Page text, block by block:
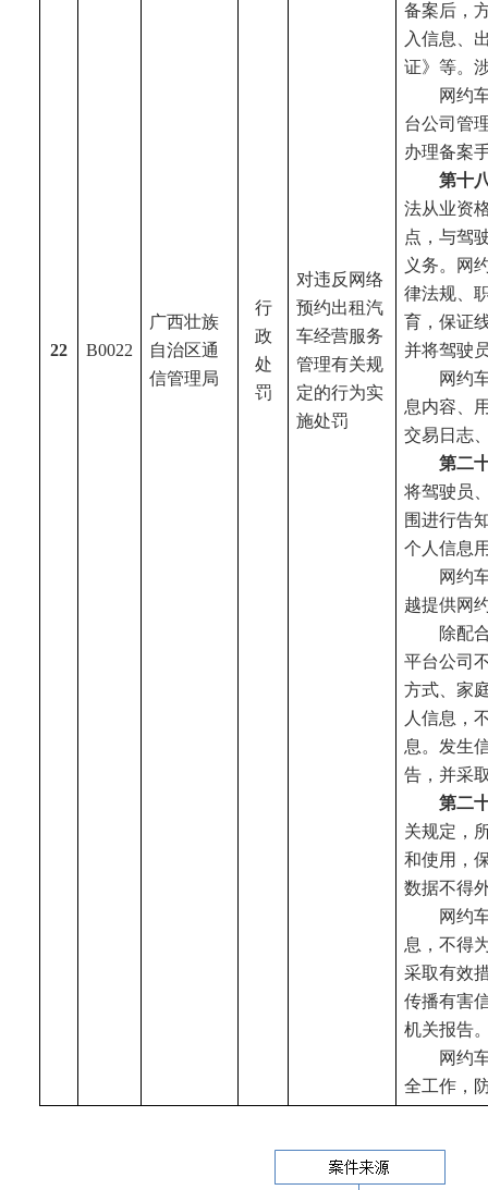
22 B0022
广西壮族
自治区通
信管理局
行
政
处
罚
对违反网络
预约出租汽
车经营服务
管理有关规
定的行为实
施处罚
备案后，
入信息、
证》等。
网约
台公司管
办理备案
第十
法从业资
点，与驾
义务。网
律法规、
育，保证
并将驾驶
网约
息内容、
交易日志
第二
将驾驶员
围进行告
个人信息
网约
越提供网
除配
平台公司
方式、家
人信息，
息。发生
告，并采
第二
关规定，
和使用，
数据不得
网约
息，不得
采取有效
传播有害
机关报告
网约
全工作，